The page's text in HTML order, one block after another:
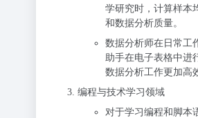
学研究时，计算样本
和数据分析质量。
数据分析师在日常工
助手在电子表格中进
数据分析工作更加高
编程与技术学习领域
对于学习编程和脚本